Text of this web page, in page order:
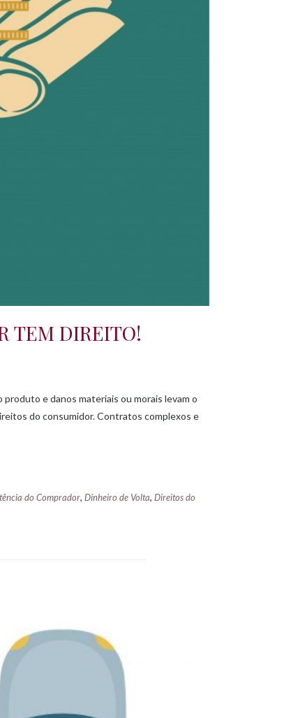
TEM DIREITO!
e danos materiais ou morais levam o
do consumidor. Contratos complexos e
do Comprador, Dinheiro de Volta, Direitos do